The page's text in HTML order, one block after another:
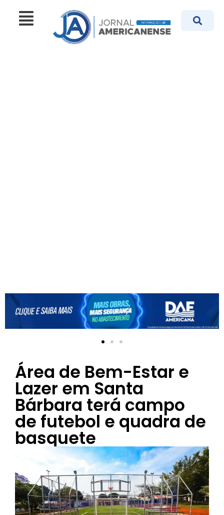
Área de Bem-Estar e
Lazer em Santa
Bárbara terá campo
de futebol e quadra de
basquete